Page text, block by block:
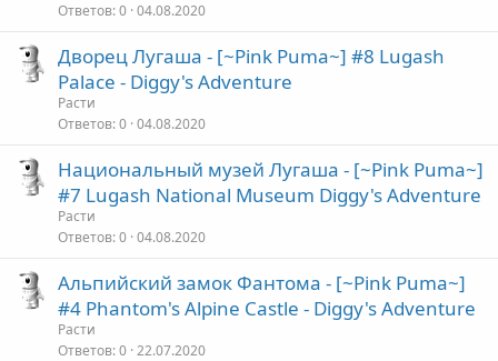
Ответов 0 04.08.2020
Дворец Лугаша - [~Pink Puma~] #8 Lugash
Palace - Diggy's Adventure
Расти
Ответов 0 04.08.2020
Национальный музей Лугаша - [~Pink Puma~]
#7 Lugash National Museum Diggy's Adventure
Расти
Ответов 0 04.08.2020
Альпийский замок Фантома - [~Pink Puma~]
#4 Phantom's Alpine Castle - Diggy's Adventure
Расти
Ответов 0 22.07.2020